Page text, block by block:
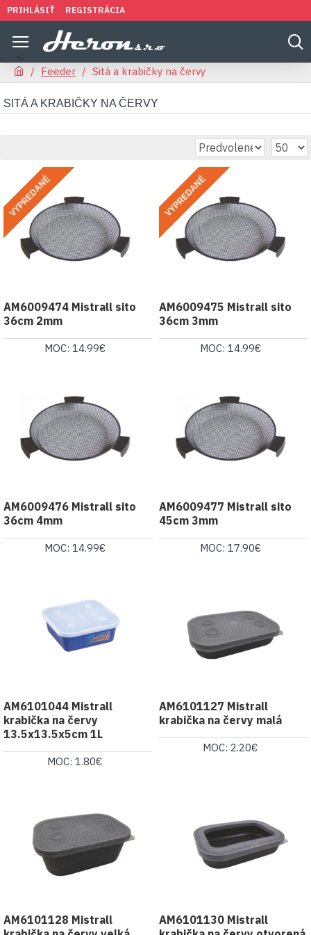
PRIHLÁSIŤ REGISTRÁCIA
Feeder Sitá a krabičky na červy
SITÁ A KRABIČKY NA ČERVY
VYPREDANÉ
AM6009474 Mistrall sito
36cm 2mm
MOC: 14.99€
VYPREDANÉ
AM6009475 Mistrall sito
36cm 3mm
MOC: 14.99€
AM6009476 Mistrall sito
36cm 4mm
MOC: 14.99€
AM6009477 Mistrall sito
45cm 3mm
MOC: 17.90€
AM6101044 Mistrall
krabička na červy
13.5x13.5x5cm 1L
MOC: 1.80€
AM6101127 Mistrall
krabička na červy malá
MOC: 2.20€
AM6101128 Mistrall
AM6101130 Mistrall